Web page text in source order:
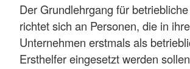
Der Grundlehrgang für
richtet sich an Personen, die in
Unternehmen erstmals als
Ersthelfer eingesetzt werden